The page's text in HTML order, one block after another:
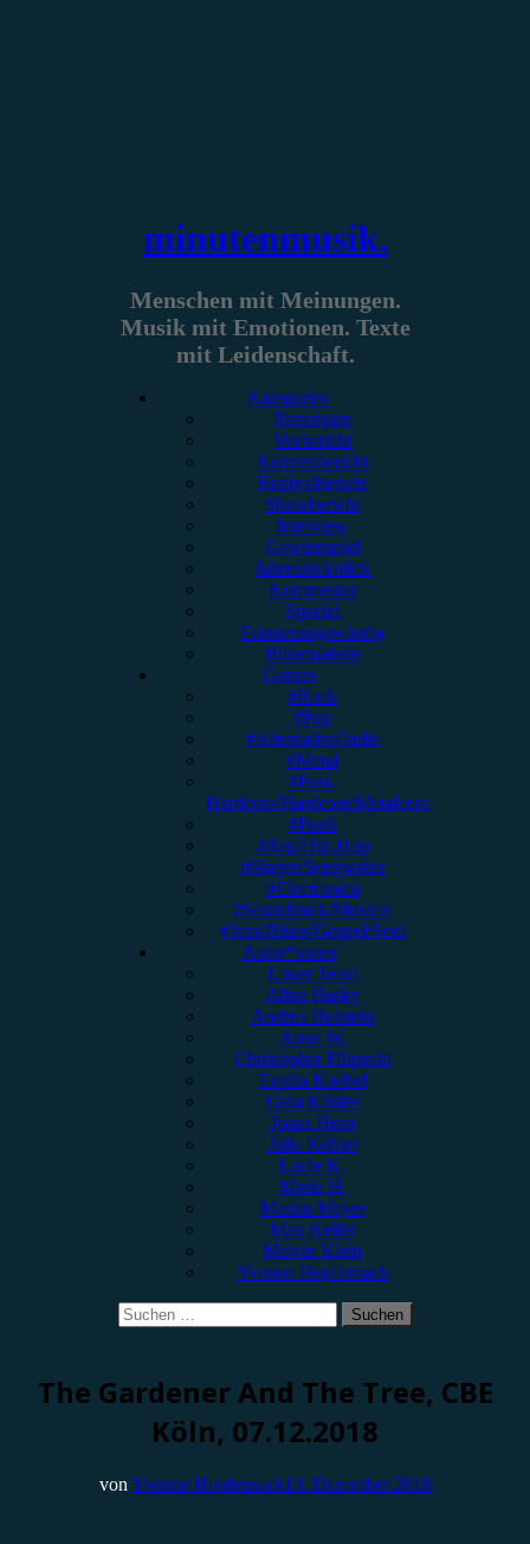
minutenmusik.
Menschen mit Meinungen.
Musik mit Emotionen. Texte
mit Leidenschaft.
Kategorien
Rezension
Vorbericht
Konzertbericht
Festivalbericht
Showbericht
Interview
Gewinnspiel
Jahresrückblick
Kommentar
Special
Erinnerungswürdig
Bildergalerie
Genres
#Rock
#Pop
#Alternative/Indie
#Metal
#Post-
Hardcore/Hardcore/Metalcore
#Punk
#Rap/Hip-Hop
#Singer/Songwriter
#Electronica
#Soundtrack/Musical
#Jazz/Blues/Gospel/Soul
Autor*innen
Unser Team
Alina Hasky
Andrea Holstein
Anna W.
Christopher Filipecki
Emilia Knebel
Gina Köhler
Jonas Horn
Julia Köhler
Lucie K.
Marie H.
Marius Meyer
Max Keller
Melvin Klein
Yvonne Hopfensack
Suchen
nach:
The Gardener And The Tree, CBE
Köln, 07.12.2018
von Yvonne Hopfensack13. Dezember 2018